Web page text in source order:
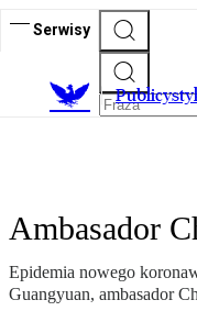
Serwisy
Ambasador
Epidemia nowego
Guangyuan, ambasador